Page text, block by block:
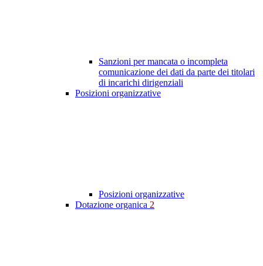
Sanzioni per mancata o incompleta
comunicazione dei dati da parte dei titolari
di incarichi dirigenziali
Posizioni organizzative
Posizioni organizzative
Dotazione organica 2